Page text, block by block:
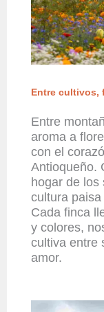
Entre cultivos,
Entre
aroma a
con el
Antioqueño.
hogar de los
cultura
Cada finca
y colores,
cultiva entre
amor.